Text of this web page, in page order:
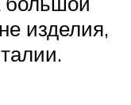
изделия,